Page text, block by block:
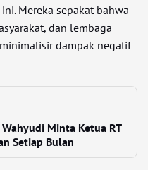
Mereka sepakat bahwa
dan lembaga
dampak negatif
Minta Ketua RT
Setiap Bulan